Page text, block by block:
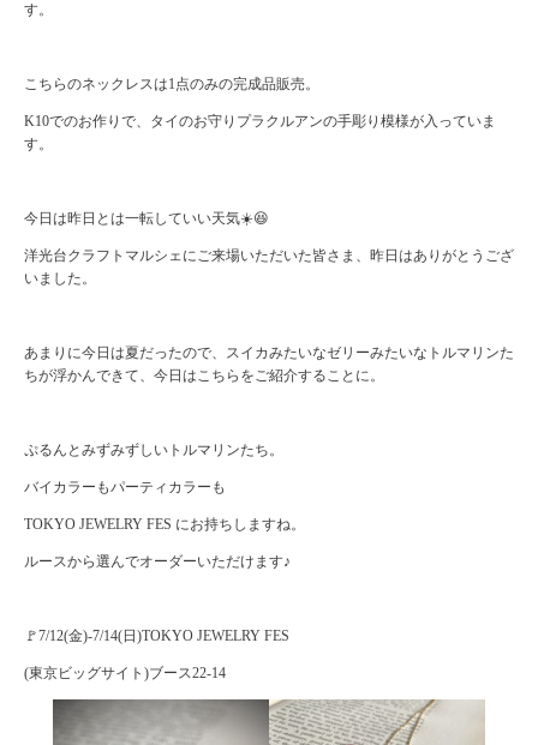
す。
こちらのネックレスは1点のみの完成品販売。
K10でのお作りで、タイのお守りプラクルアンの手彫り模様が入っていま
す。
今日は昨日とは一転していい天気☀️😆
洋光台クラフトマルシェにご来場いただいた皆さま、昨日はありがとうござ
いました。
あまりに今日は夏だったので、スイカみたいなゼリーみたいなトルマリンた
ちが浮かんできて、今日はこちらをご紹介することに。
ぷるんとみずみずしいトルマリンたち。
バイカラーもパーティカラーも
TOKYO JEWELRY FES にお持ちしますね。
ルースから選んでオーダーいただけます♪
🚩7/12(金)-7/14(日)TOKYO JEWELRY FES
(東京ビッグサイト)ブース22-14